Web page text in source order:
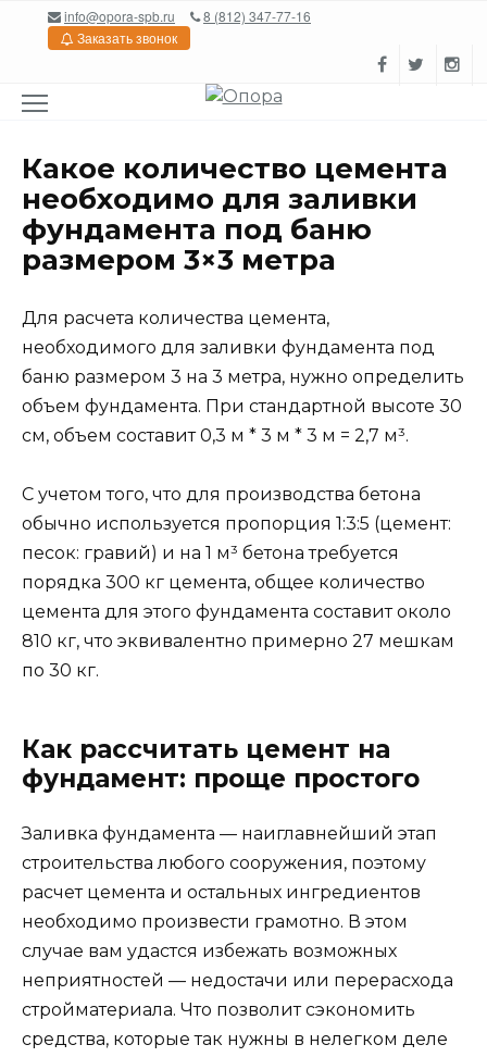
Перейтиinfo@opora-spb.ru
8 (812) 347-77-16
Заказать звонок
Какое количество цемента
необходимо для заливки
фундамента под баню
размером 3×3 метра
Для расчета количества цемента,
необходимого для заливки фундамента под
баню размером 3 на 3 метра, нужно определить
объем фундамента. При стандартной высоте 30
см, объем составит 0,3 м * 3 м * 3 м = 2,7 м³.
С учетом того, что для производства бетона
обычно используется пропорция 1:3:5 (цемент:
песок: гравий) и на 1 м³ бетона требуется
порядка 300 кг цемента, общее количество
цемента для этого фундамента составит около
810 кг, что эквивалентно примерно 27 мешкам
по 30 кг.
Как рассчитать цемент на
фундамент: проще простого
Заливка фундамента — наиглавнейший этап
строительства любого сооружения, поэтому
расчет цемента и остальных ингредиентов
необходимо произвести грамотно. В этом
случае вам удастся избежать возможных
неприятностей — недостачи или перерасхода
стройматериала. Что позволит сэкономить
средства, которые так нужны в нелегком деле